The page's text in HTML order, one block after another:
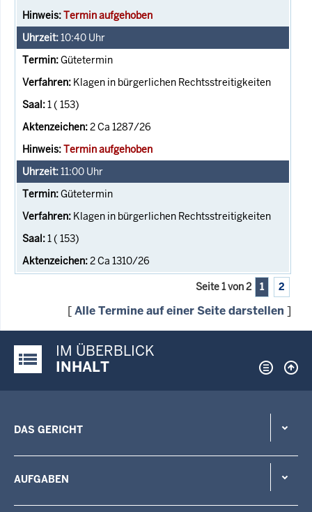
Termin aufgehoben
10:40 Uhr
Gütetermin
Klagen in bürgerlichen Rechtsstreitigkeiten
1 ( 153)
2 Ca 1287/26
Termin aufgehoben
11:00 Uhr
Gütetermin
Klagen in bürgerlichen Rechtsstreitigkeiten
1 ( 153)
2 Ca 1310/26
Seite 1 von 2 1 2
[Alle Termine auf einer Seite darstellen ]
Justiz-Portal im Überblick:
IM ÜBERBLICK
INHALT
DAS GERICHT
AUFGABEN